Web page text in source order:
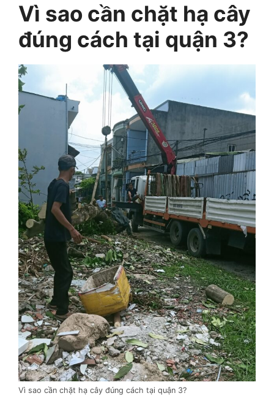
Vì sao cần chặt hạ cây
đúng cách tại quận 3?
Vì sao cần chặt hạ cây đúng cách tại quận 3?